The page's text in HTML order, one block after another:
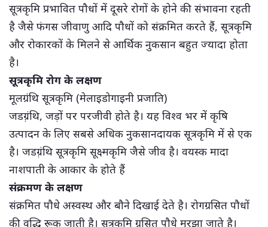
सूत्रकृमि प्रभावित पौधों में दूसरे रोगों के होने की संभावना रहती
है जैसे फंगस जीवाणु आदि पौधों को संक्रमित करते हैं, सूत्रकृमि
और रोकारकों के मिलने से आर्थिक नुकसान बहुत ज्यादा होता
है।
सूत्रकृमि रोग के लक्षण
मूलग्रंथि सूत्रकृमि (मेलाइडोगाइनी प्रजाति)
जडग़्रंथि, जड़ों पर परजीवी होते है। यह विश्व भर में कृषि
उत्पादन के लिए सबसे अधिक नुकसानदायक सूत्रकृमि में से एक
है। जडग़्रंथि सूत्रकृमि सूक्ष्मकृमि जैसे जीव है। वयस्क मादा
नाशपाती के आकार के होते हैं
संक्रमण के लक्षण
संक्रमित पौधे अस्वस्थ और बौने दिखाई देते है। रोगग्रसित पौधों
की वृद्धि रूक जाती है। सूत्रकृमि ग्रसित पौधे मुरझा जाते है।